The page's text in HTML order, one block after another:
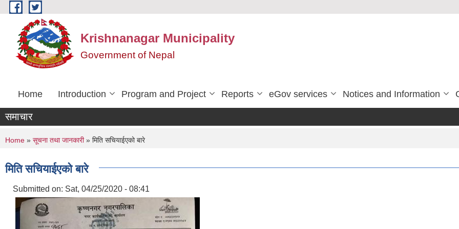
Skip to main content
Krishnanagar Municipality
Government of Nepal
Home Introduction Program and Project Reports eGov services Notices and Information
समाचार
You are here
Home » सूचना तथा जानकारी» मिति सचियाईएको बारे
मिति सचियाईएको बारे
Submitted on: Sat, 04/25/2020 - 08:41